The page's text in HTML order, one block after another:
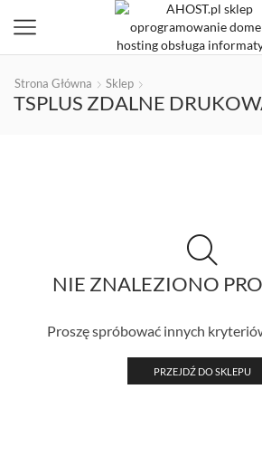
Strona Główna Sklep
TSPLUS ZDALNE
NIE ZNALEZIONO
Proszę spróbować innych
PRZEJDŹ DO SKLEPU